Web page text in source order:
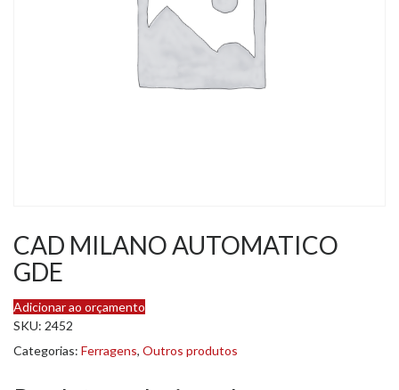
CAD MILANO AUTOMATICO
GDE
Adicionar ao orçamento
SKU: 2452
Categorias: Ferragens, Outros produtos